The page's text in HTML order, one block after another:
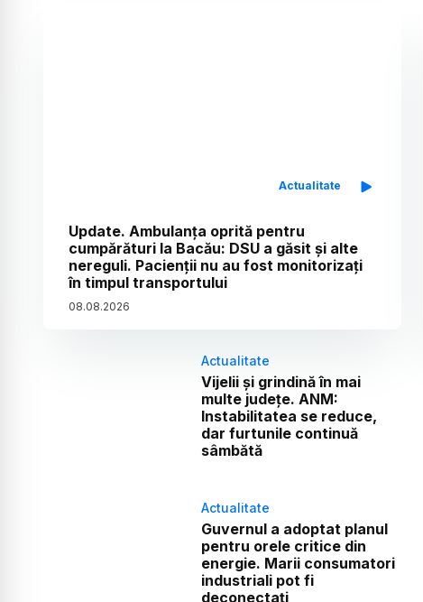
Actualitate
Update. Ambulanța oprită pentru
cumpărături la Bacău: DSU a găsit și alte
nereguli. Pacienții nu au fost monitorizați
în timpul transportului
08.08.2026
Actualitate
Vijelii și grindină în mai
multe județe. ANM:
Instabilitatea se reduce,
dar furtunile continuă
sâmbătă
Actualitate
Guvernul a adoptat planul
pentru orele critice din
energie. Marii consumatori
industriali pot fi
deconectați